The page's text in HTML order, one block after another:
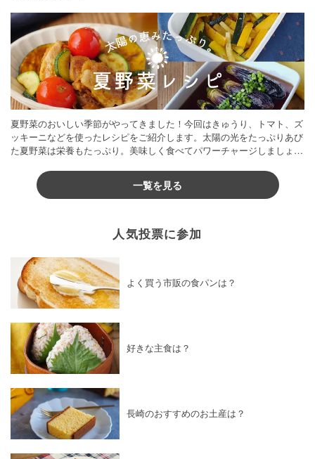
夏野菜のおいしい季節がやってきました！今回はきゅうり、トマト、ズ
ッキーニなどを使ったレシピをご紹介します。太陽の光をたっぷりあび
た夏野菜は栄養もたっぷり。美味しく食べてパワーチャージしましょう
一覧を見る
人気投票に参加
よく買う市販の食パンは？
好きな主食は？
長崎のおすすめのお土産は？